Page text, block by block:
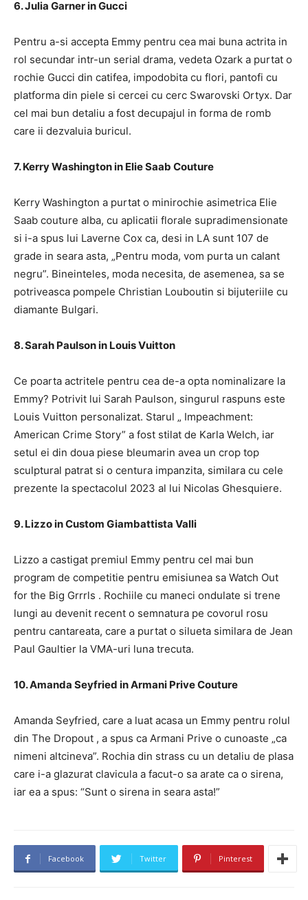
6. Julia Garner in Gucci
Pentru a-si accepta Emmy pentru cea mai buna actrita in
rol secundar intr-un serial drama, vedeta Ozark a purtat o
rochie Gucci din catifea, impodobita cu flori, pantofi cu
platforma din piele si cercei cu cerc Swarovski Ortyx. Dar
cel mai bun detaliu a fost decupajul in forma de romb
care ii dezvaluia buricul.
7. Kerry Washington in Elie Saab Couture
Kerry Washington a purtat o minirochie asimetrica Elie
Saab couture alba, cu aplicatii florale supradimensionate
si i-a spus lui Laverne Cox ca, desi in LA sunt 107 de
grade in seara asta, „Pentru moda, vom purta un calant
negru”. Bineinteles, moda necesita, de asemenea, sa se
potriveasca pompele Christian Louboutin si bijuteriile cu
diamante Bulgari.
8. Sarah Paulson in Louis Vuitton
Ce poarta actritele pentru cea de-a opta nominalizare la
Emmy? Potrivit lui Sarah Paulson, singurul raspuns este
Louis Vuitton personalizat. Starul „ Impeachment:
American Crime Story” a fost stilat de Karla Welch, iar
setul ei din doua piese bleumarin avea un crop top
sculptural patrat si o centura impanzita, similara cu cele
prezente la spectacolul 2023 al lui Nicolas Ghesquiere.
9. Lizzo in Custom Giambattista Valli
Lizzo a castigat premiul Emmy pentru cel mai bun
program de competitie pentru emisiunea sa Watch Out
for the Big Grrrls . Rochiile cu maneci ondulate si trene
lungi au devenit recent o semnatura pe covorul rosu
pentru cantareata, care a purtat o silueta similara de Jean
Paul Gaultier la VMA-uri luna trecuta.
10. Amanda Seyfried in Armani Prive Couture
Amanda Seyfried, care a luat acasa un Emmy pentru rolul
din The Dropout , a spus ca Armani Prive o cunoaste „ca
nimeni altcineva”. Rochia din strass cu un detaliu de plasa
care i-a glazurat clavicula a facut-o sa arate ca o sirena,
iar ea a spus: “Sunt o sirena in seara asta!”
Facebook Twitter Pinterest